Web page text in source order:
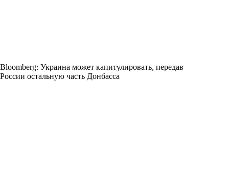
Bloomberg: Украина может капитулировать, передав
России остальную часть Донбасса